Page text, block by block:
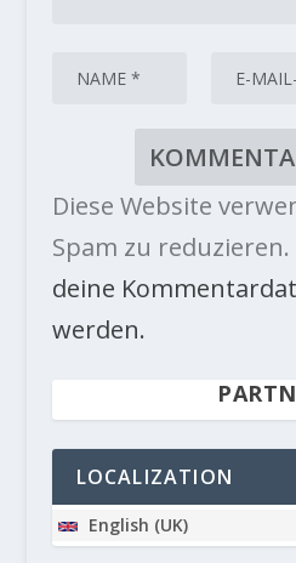
Diese Website
Spam zu reduzieren.
deine
werden.
LOCALIZATION
English (UK)